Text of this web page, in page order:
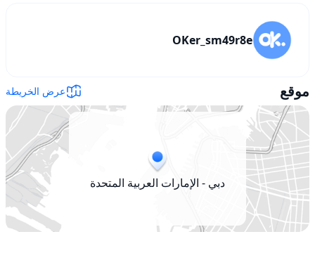
OKer_sm49r8e
موقع عرض الخريطة
دبي - الإمارات العربية المتحدة